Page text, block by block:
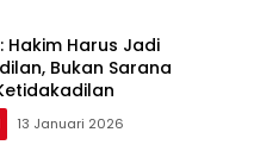
Hakim Harus Jadi
Bukan Sarana
13 Januari 2026